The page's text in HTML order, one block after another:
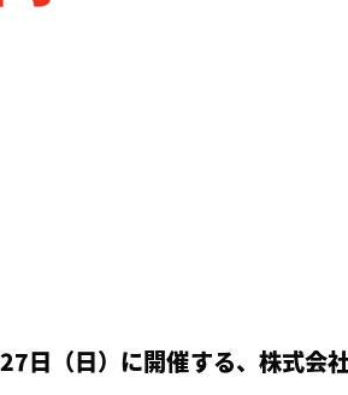
日（日）に開催する、株式会